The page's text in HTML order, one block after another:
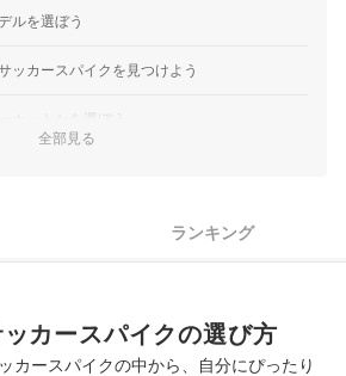
ルを選ぼう
ッカースパイクを見つけよう
カットかを選ぼう
パイクもチェック！
パイクの売れ筋ランキングもチェック！
全部見る
ランキング
カースパイクの選び方
カースパイクの中から、自分にぴったり